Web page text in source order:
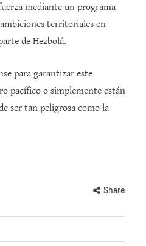
mediante un programa
territoriales en
de Hezbolá.
para garantizar este
pacífico o simplemente están
ser tan peligrosa como la
Share